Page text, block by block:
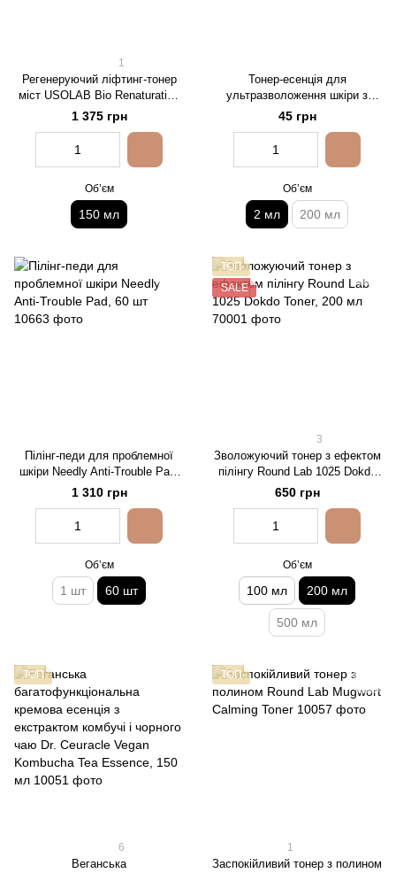
1
Регенеруючий ліфтинг-тонер
міст USOLAB Bio Renaturation
Mist
1 375 грн
Обʼєм
150 мл
Тонер-есенція для
ультразволоження шкіри з
пантетоїном Manyo Panthetoin
Essence Toner, 2 мл
45 грн
Обʼєм
2 мл 200 мл
Пілінг-педи для проблемної
шкіри Needly Anti-Trouble Pad,
60 шт
1 310 грн
Обʼєм
1 шт 60 шт
ТОП
SALE
3
Зволожуючий тонер з ефектом
пілінгу Round Lab 1025 Dokdo
Toner, 200 мл
650 грн
Обʼєм
100 мл 200 мл
500 мл
ТОП
6
Веганська
ТОП
1
Заспокійливий тонер з полином